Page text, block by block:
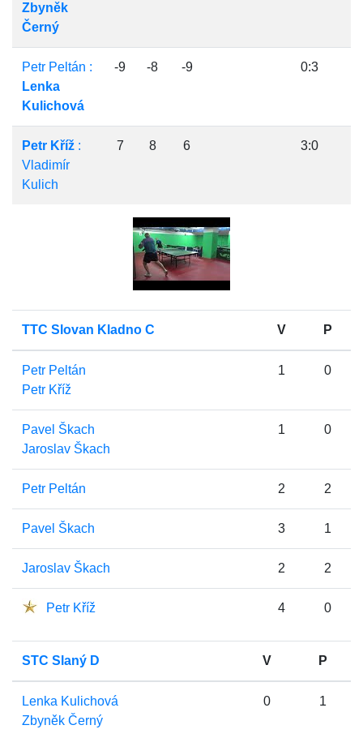
Zbyněk
Černý
Petr Peltán :
Lenka
Kulichová
-9 -8 -9 0:3
Petr Kříž :
Vladimír
Kulich
7 8 6 3:0
TTC Slovan Kladno C V P
Petr Peltán
Petr Kříž
1 0
Pavel Škach
Jaroslav Škach
1 0
Petr Peltán 2 2
Pavel Škach 3 1
Jaroslav Škach 2 2
Petr Kříž 4 0
STC Slaný D V P
Lenka Kulichová
Zbyněk Černý
0 1